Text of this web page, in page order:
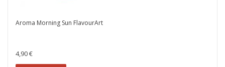
Aroma Morning Sun FlavourArt
4,90 €